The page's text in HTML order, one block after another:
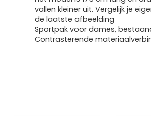
vallen kleiner uit. Vergelijk je
de laatste afbeelding
Sportpak voor dames,
Contrasterende